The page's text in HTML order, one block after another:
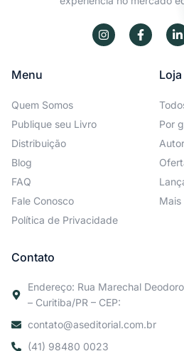
Menu
Quem Somos
Publique seu Livro
Distribuição
Blog
FAQ
Fale Conosco
Política de Privacidade
Loja
Por
Contato
Endereço: Rua Marechal
– Curitiba/PR – CEP:
contato@aseditorial.com.br
(41) 98480 0023